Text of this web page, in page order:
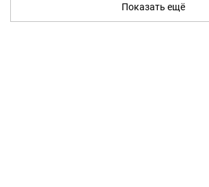
Показать ещё